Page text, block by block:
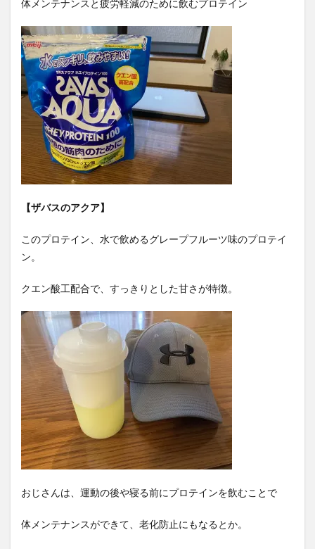
体メンテナンスと疲労軽減のために飲むプロテイン
【ザバスのアクア】
このプロテイン、水で飲めるグレープフルーツ味のプロテイ
ン。
クエン酸工配合で、すっきりとした甘さが特徴。
おじさんは、運動の後や寝る前にプロテインを飲むことで
体メンテナンスができて、老化防止にもなるとか。